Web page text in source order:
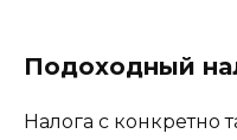
Подоходный
Налога с конкретно